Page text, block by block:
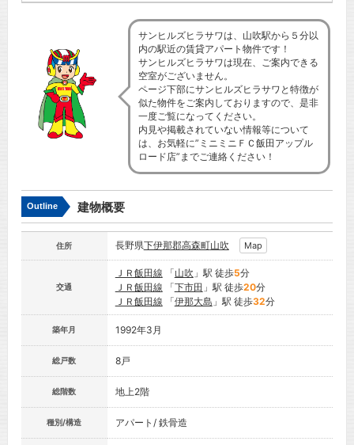
サンヒルズヒラサワは、山吹駅から５分以
内の駅近の賃貸アパート物件です！
サンヒルズヒラサワは現在、ご案内できる
空室がございません。
ページ下部にサンヒルズヒラサワと特徴が
似た物件をご案内しておりますので、是非
一度ご覧になってください。
内見や掲載されていない情報等について
は、お気軽に”ミニミニＦＣ飯田アップル
ロード店”までご連絡ください！
Outline 建物概要
住所 長野県下伊那郡高森町山吹 Map
交通
ＪＲ飯田線 「山吹 」駅 徒歩5分
ＪＲ飯田線 「下市田 」駅 徒歩20分
ＪＲ飯田線 「伊那大島 」駅 徒歩32分
築年月 1992年3月
総戸数 8戸
総階数 地上2階
種別/構造 アパート/ 鉄骨造